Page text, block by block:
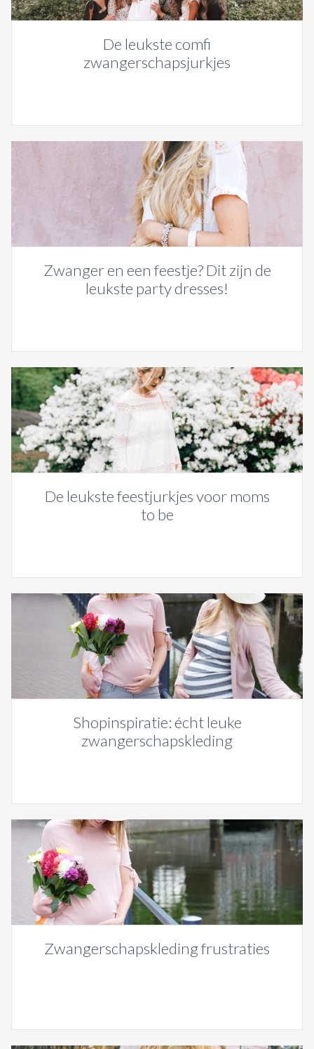
De leukste comfi
zwangerschapsjurkjes
Zwanger en een feestje? Dit zijn de
leukste party dresses!
De leukste feestjurkjes voor moms
to be
Shopinspiratie: écht leuke
zwangerschapskleding
Zwangerschapskleding frustraties